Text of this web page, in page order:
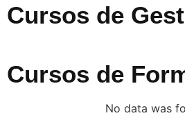
Cursos de
Cursos de
No data was